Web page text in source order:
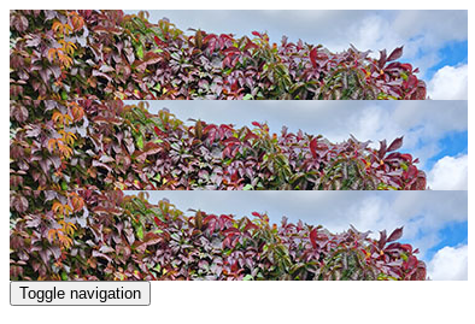
Toggle navigation